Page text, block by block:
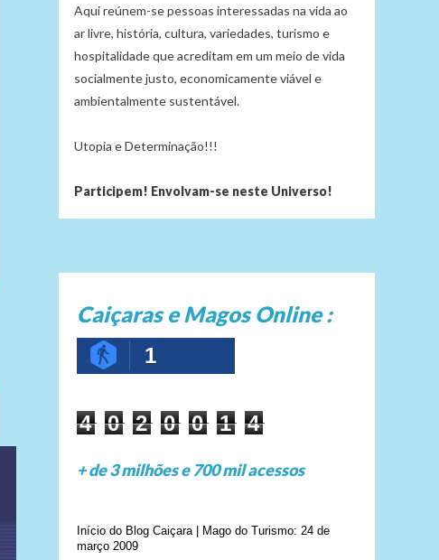
Aqui reúnem-se pessoas interessadas na vida ao
ar livre, história, cultura, variedades, turismo e
hospitalidade que acreditam em um meio de vida
socialmente justo, economicamente viável e
ambientalmente sustentável.
Utopia e Determinação!!!
Participem! Envolvam-se neste Universo!
Caiçaras e Magos Online :
1
4 0 2 0 0 1 4
+ de 3 milhões e 700 mil acessos
Início do Blog Caiçara | Mago do Turismo: 24 de
março 2009